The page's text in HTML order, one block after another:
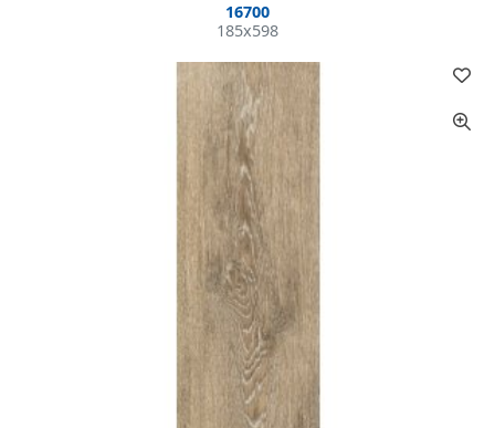
16700
185x598